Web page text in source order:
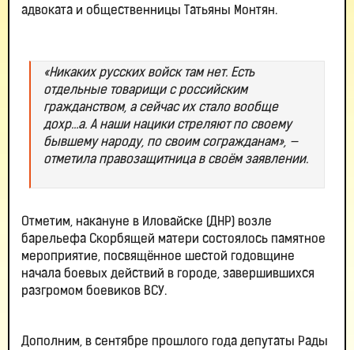
адвоката и общественницы Татьяны Монтян.
«Никаких русских войск там нет. Есть
отдельные товарищи с российским
гражданством, а сейчас их стало вообще
дохр…а. А наши нацики стреляют по своему
бывшему народу, по своим согражданам», —
отметила правозащитница в своём заявлении.
Отметим, накануне в Иловайске (ДНР) возле
барельефа Скорбящей матери состоялось памятное
мероприятие, посвящённое шестой годовщине
начала боевых действий в городе, завершившихся
разгромом боевиков ВСУ.
Дополним, в сентябре прошлого года депутаты Рады